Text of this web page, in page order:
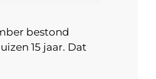
bestond
15 jaar. Dat